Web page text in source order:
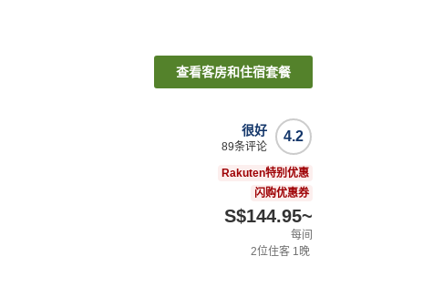
查看客房和住宿套餐
4.2
很好
89条评论
Rakuten特别优惠
闪购优惠券
S$144.95~
每间
2位住客 1晚